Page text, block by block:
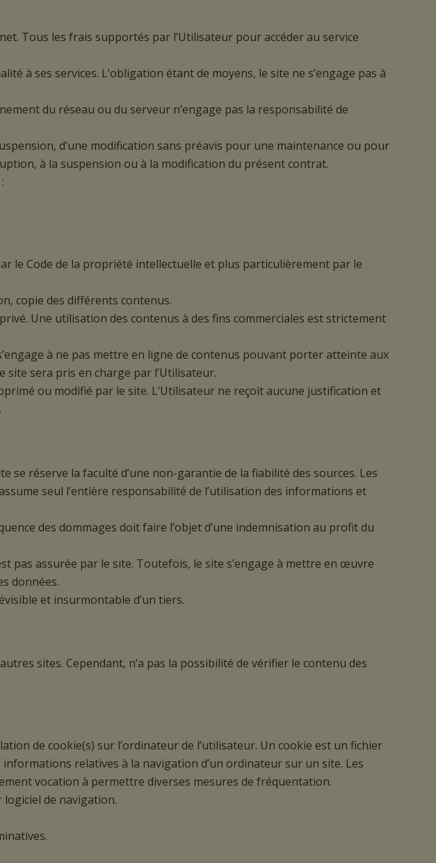
Tous les frais supportés par l’Utilisateur pour accéder au service
à ses services. L’obligation étant de moyens, le site ne s’engage pas à
du réseau ou du serveur n’engage pas la responsabilité de
d’une modification sans préavis pour une maintenance ou pour
à la suspension ou à la modification du présent contrat.
le Code de la propriété intellectuelle et plus particulièrement par le
copie des différents contenus.
Une utilisation des contenus à des fins commerciales est strictement
à ne pas mettre en ligne de contenus pouvant porter atteinte aux
sera pris en charge par l’Utilisateur.
ou modifié par le site. L’Utilisateur ne reçoit aucune justification et
réserve la faculté d’une non-garantie de la fiabilité des sources. Les
seul l’entière responsabilité de l’utilisation des informations et
des dommages doit faire l’objet d’une indemnisation au profit du
pas assurée par le site. Toutefois, le site s’engage à mettre en œuvre
données.
et insurmontable d’un tiers.
sites. Cependant, n’a pas la possibilité de vérifier le contenu des
de cookie(s) sur l’ordinateur de l’utilisateur. Un cookie est un fichier
relatives à la navigation d’un ordinateur sur un site. Les
vocation à permettre diverses mesures de fréquentation.
logiciel de navigation.